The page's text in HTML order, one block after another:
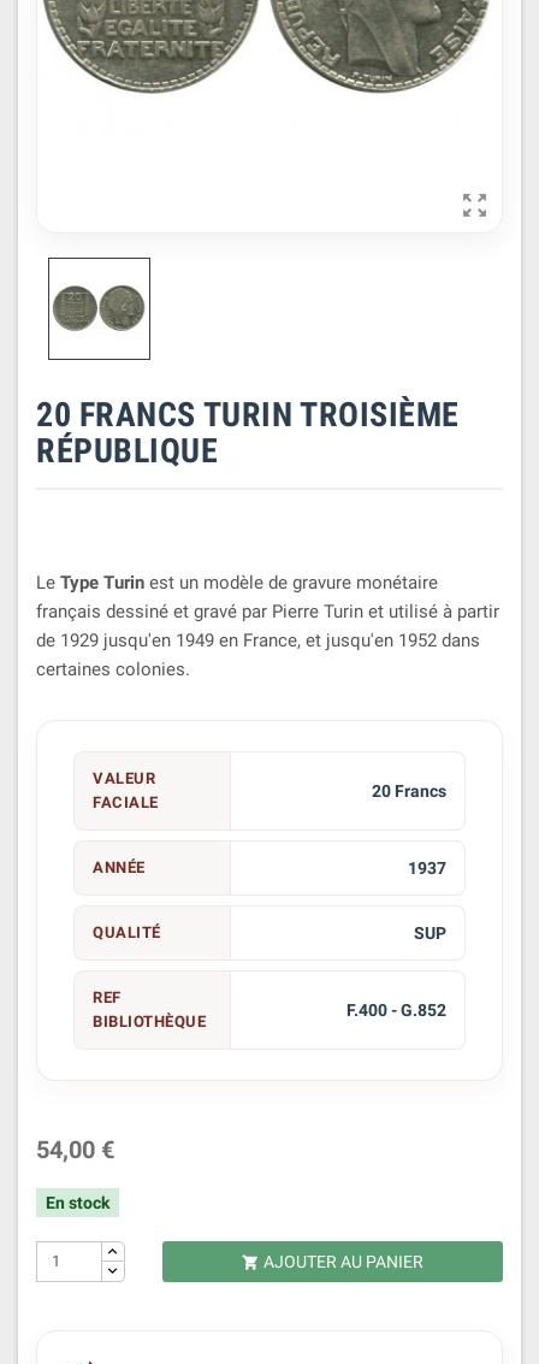

20 FRANCS TURIN TROISIÈME
RÉPUBLIQUE
Le Type Turin est un modèle de gravure monétaire
français dessiné et gravé par Pierre Turin et utilisé à partir
de 1929 jusqu'en 1949 en France, et jusqu'en 1952 dans
certaines colonies.
VALEUR
FACIALE
20 Francs
ANNÉE 1937
QUALITÉ SUP
REF
BIBLIOTHÈQUE
F.400 - G.852
54,00 €
En stock
 AJOUTER AU PANIER